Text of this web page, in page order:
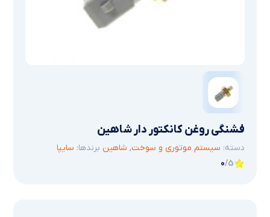
فشنگي روغن كانكتور دار شاهین
دسته: سیستم موتوری و سوخت, شاهین برندها: سایپا
0/5